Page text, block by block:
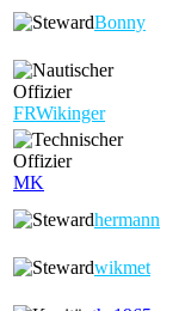
Bonny
FRWikinger
MK
hermann
wikmet